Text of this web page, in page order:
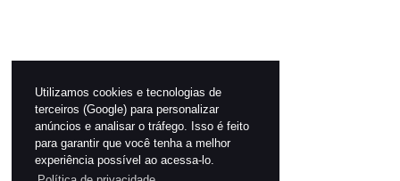
Utilizamos cookies e tecnologias de
terceiros (Google) para personalizar
anúncios e analisar o tráfego. Isso é feito
para garantir que você tenha a melhor
experiência possível ao acessa-lo.